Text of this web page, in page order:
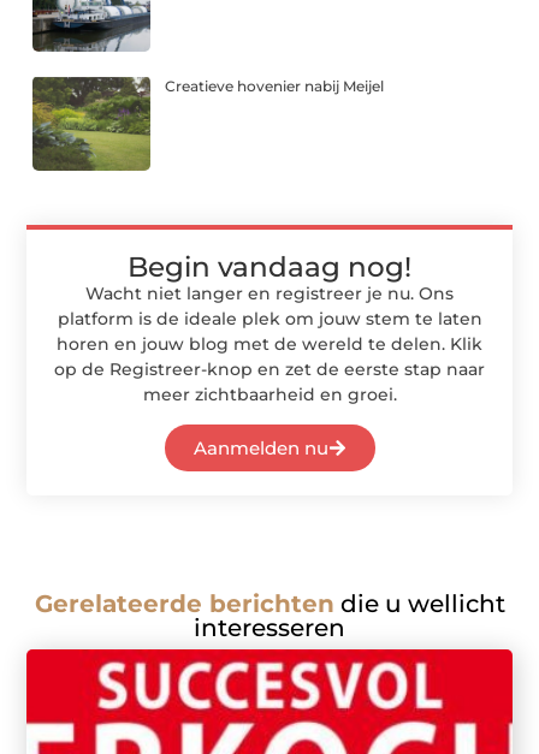
Creatieve hovenier nabij Meijel
Begin vandaag nog!
Wacht niet langer en registreer je nu. Ons
platform is de ideale plek om jouw stem te laten
horen en jouw blog met de wereld te delen. Klik
op de Registreer-knop en zet de eerste stap naar
meer zichtbaarheid en groei.
Aanmelden nu
Gerelateerde berichten die u wellicht
interesseren